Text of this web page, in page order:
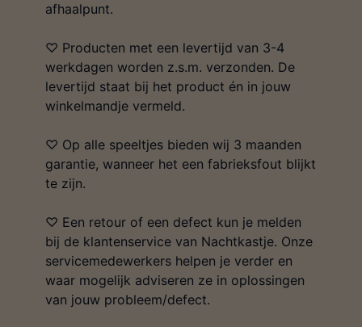
afhaalpunt.
♡ Producten met een levertijd van 3-4
werkdagen worden z.s.m. verzonden. De
levertijd staat bij het product én in jouw
winkelmandje vermeld.
♡ Op alle speeltjes bieden wij 3 maanden
garantie, wanneer het een fabrieksfout blijkt
te zijn.
♡ Een retour of een defect kun je melden
bij de klantenservice van Nachtkastje. Onze
servicemedewerkers helpen je verder en
waar mogelijk adviseren ze in oplossingen
van jouw probleem/defect.